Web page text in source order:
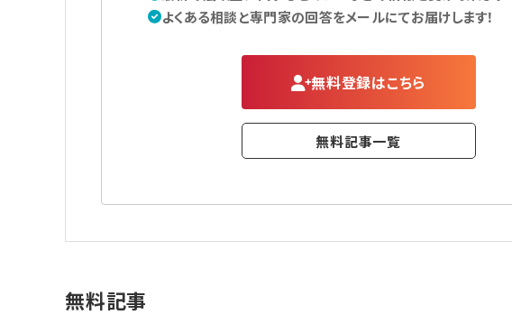
よくある相談と専門家の回答をメールにてお届けします！
無料登録はこちら
無料記事一覧
無料記事